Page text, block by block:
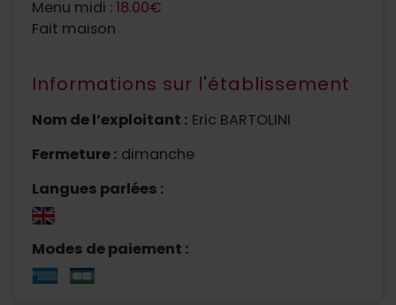
Menu midi : 18.00€
Fait maison
Informations sur l'établissement
Nom de l’exploitant : Eric BARTOLINI
Fermeture : dimanche
Langues parlées :
Modes de paiement :